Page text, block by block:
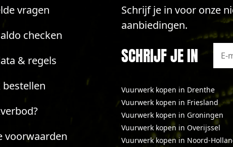
vragen
checken
& regels
voorwaarden
Schrijf je in voor onze
aanbiedingen.
SCHRIJF JE IN
Vuurwerk kopen in Drenthe
Vuurwerk kopen in Friesland
Vuurwerk kopen in Groningen
Vuurwerk kopen in Overijssel
Vuurwerk kopen in Noord-